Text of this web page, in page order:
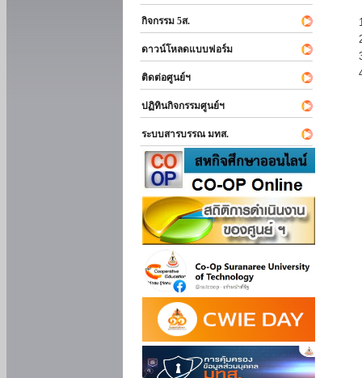
กิจกรรม 5ส.
ดาวน์โหลดแบบฟอร์ม
ติดต่อศูนย์ฯ
ปฏิทินกิจกรรมศูนย์ฯ
ระบบสารบรรณ มทส.